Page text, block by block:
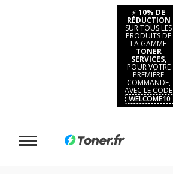
⚡ 10% DE
RÉDUCTION
SUR TOUS LES
PRODUITS DE
LA GAMME
TONER
SERVICES,
POUR VOTRE
PREMIÈRE
COMMANDE,
AVEC LE CODE
WELCOME10